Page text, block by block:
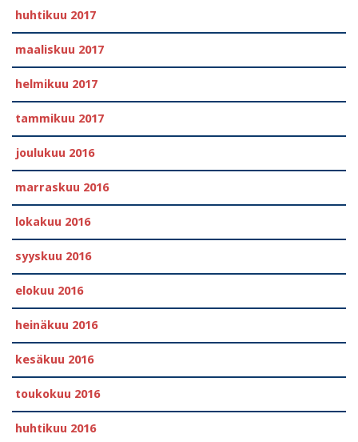
huhtikuu 2017
maaliskuu 2017
helmikuu 2017
tammikuu 2017
joulukuu 2016
marraskuu 2016
lokakuu 2016
syyskuu 2016
elokuu 2016
heinäkuu 2016
kesäkuu 2016
toukokuu 2016
huhtikuu 2016